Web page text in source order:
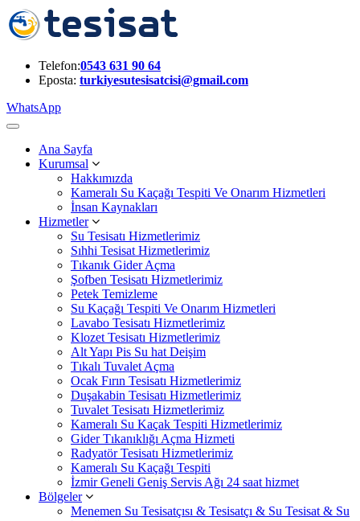
Telefon:0543 631 90 64
Eposta: turkiyesutesisatcisi@gmail.com
WhatsApp
Ana Sayfa
Kurumsal
Hakkımızda
Kameralı Su Kaçağı Tespiti Ve Onarım Hizmetleri
İnsan Kaynakları
Hizmetler
Su Tesisatı Hizmetlerimiz
Sıhhi Tesisat Hizmetlerimiz
Tıkanık Gider Açma
Şofben Tesisatı Hizmetlerimiz
Petek Temizleme
Su Kaçağı Tespiti Ve Onarım Hizmetleri
Lavabo Tesisatı Hizmetlerimiz
Klozet Tesisatı Hizmetlerimiz
Alt Yapı Pis Su hat Deişim
Tıkalı Tuvalet Açma
Ocak Fırın Tesisatı Hizmetlerimiz
Duşakabin Tesisatı Hizmetlerimiz
Tuvalet Tesisatı Hizmetlerimiz
Kameralı Su Kaçak Tespiti Hizmetlerimiz
Gider Tıkanıklığı Açma Hizmeti
Radyatör Tesisatı Hizmetlerimiz
Kameralı Su Kaçağı Tespiti
İzmir Geneli Geniş Servis Ağı 24 saat hizmet
Bölgeler
Menemen Su Tesisatçısı & Tesisatçı & Su Tesisat & Su